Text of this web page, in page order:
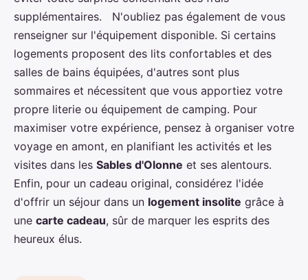
supplémentaires. N'oubliez pas également de vous
renseigner sur l'équipement disponible. Si certains
logements proposent des lits confortables et des
salles de bains équipées, d'autres sont plus
sommaires et nécessitent que vous apportiez votre
propre literie ou équipement de camping. Pour
maximiser votre expérience, pensez à organiser votre
voyage en amont, en planifiant les activités et les
visites dans les Sables d'Olonne et ses alentours.
Enfin, pour un cadeau original, considérez l'idée
d'offrir un séjour dans un logement insolite grâce à
une carte cadeau, sûr de marquer les esprits des
heureux élus.